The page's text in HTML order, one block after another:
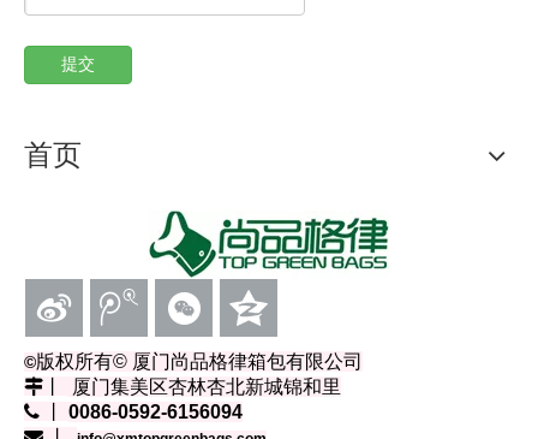
提交
首页
©版权所有© 厦门尚品格律箱包有限公司
丨 厦门集美区杏林杏北新城锦和里
 丨 0086-0592-6156094